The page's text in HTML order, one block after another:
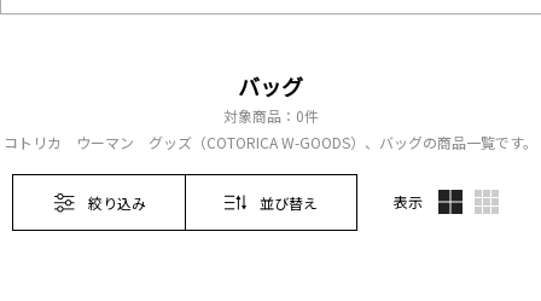
バッグ
対象商品： 0件
コトリカ ウーマン グッズ（COTORICA W-GOODS）、バッグの商品一覧です。
絞り込み 並び替え 表示